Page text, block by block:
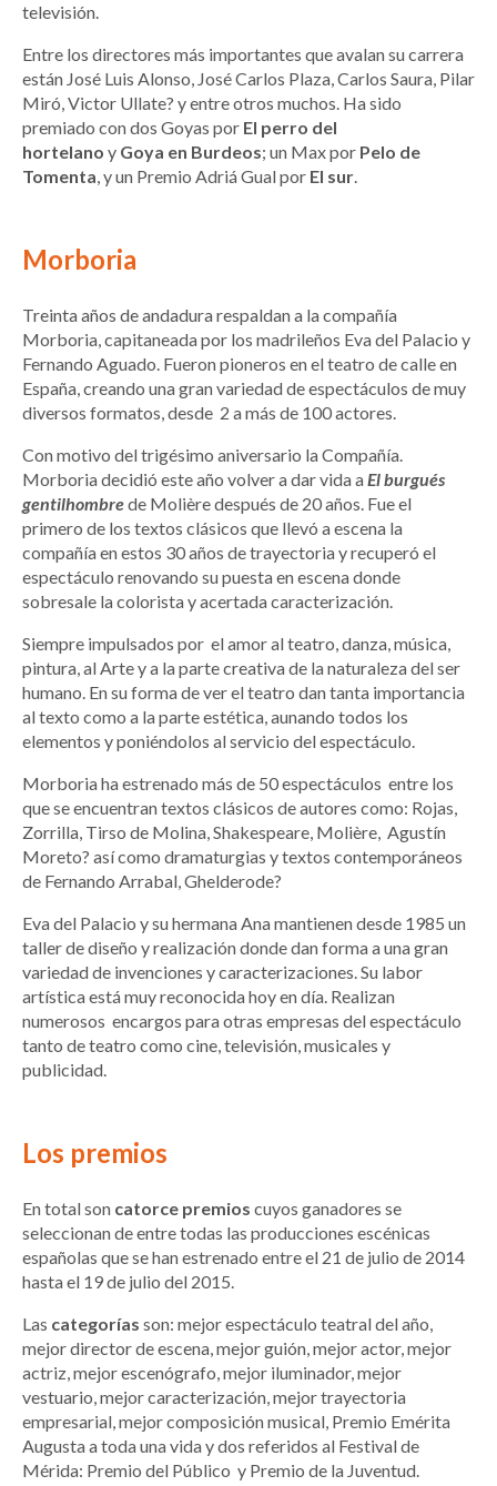
televisión.
Entre los directores más importantes que avalan su carrera
están José Luis Alonso, José Carlos Plaza, Carlos Saura, Pilar
Miró, Victor Ullate? y entre otros muchos. Ha sido
premiado con dos Goyas por El perro del
hortelano y Goya en Burdeos; un Max por Pelo de
Tomenta, y un Premio Adriá Gual por El sur.
Morboria
Treinta años de andadura respaldan a la compañía
Morboria, capitaneada por los madrileños Eva del Palacio y
Fernando Aguado. Fueron pioneros en el teatro de calle en
España, creando una gran variedad de espectáculos de muy
diversos formatos, desde 2 a más de 100 actores.
Con motivo del trigésimo aniversario la Compañía.
Morboria decidió este año volver a dar vida aEl burgués
gentilhombrede Molière después de 20 años. Fue el
primero de los textos clásicos que llevó a escena la
compañía en estos 30 años de trayectoria y recuperó el
espectáculo renovando su puesta en escena donde
sobresale la colorista y acertada caracterización.
Siempre impulsados por el amor al teatro, danza, música,
pintura, al Arte y a la parte creativa de la naturaleza del ser
humano. En su forma de ver el teatro dan tanta importancia
al texto como a la parte estética, aunando todos los
elementos y poniéndolos al servicio del espectáculo.
Morboria ha estrenado más de 50 espectáculos entre los
que se encuentran textos clásicos de autores como: Rojas,
Zorrilla, Tirso de Molina, Shakespeare, Molière, Agustín
Moreto? así como dramaturgias y textos contemporáneos
de Fernando Arrabal, Ghelderode?
Eva del Palacio y su hermana Ana mantienen desde 1985 un
taller de diseño y realización donde dan forma a una gran
variedad de invenciones y caracterizaciones. Su labor
artística está muy reconocida hoy en día. Realizan
numerosos encargos para otras empresas del espectáculo
tanto de teatro como cine, televisión, musicales y
publicidad.
Los premios
En total son catorce premios cuyos ganadores se
seleccionan de entre todas las producciones escénicas
españolas que se han estrenado entre el 21 de julio de 2014
hasta el 19 de julio del 2015.
Las categorías son: mejor espectáculo teatral del año,
mejor director de escena, mejor guión, mejor actor, mejor
actriz, mejor escenógrafo, mejor iluminador, mejor
vestuario, mejor caracterización, mejor trayectoria
empresarial, mejor composición musical, Premio Emérita
Augusta a toda una vida y dos referidos al Festival de
Mérida: Premio del Público y Premio de la Juventud.